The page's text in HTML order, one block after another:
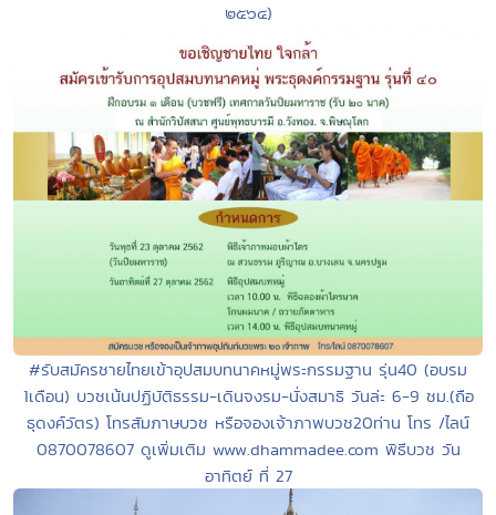
๒๕๖๔)
#รับสมัครชายไทยเข้าอุปสมบทนาคหมู่พระกรรมฐาน รุ่น40 (อบรม
1เดือน) บวชเน้นปฏิบัติธรรม-เดินจงรม-นั่งสมาธิ วันล่ะ 6-9 ชม.(ถือ
ธุดงค์วัตร) โทรสัมภาษบวช หรือจองเจ้าภาพบวช20ท่าน โทร /ไลน์
0870078607 ดูเพิ่มเติม www.dhammadee.com พิธีบวช วัน
อาทิตย์ ที่ 27